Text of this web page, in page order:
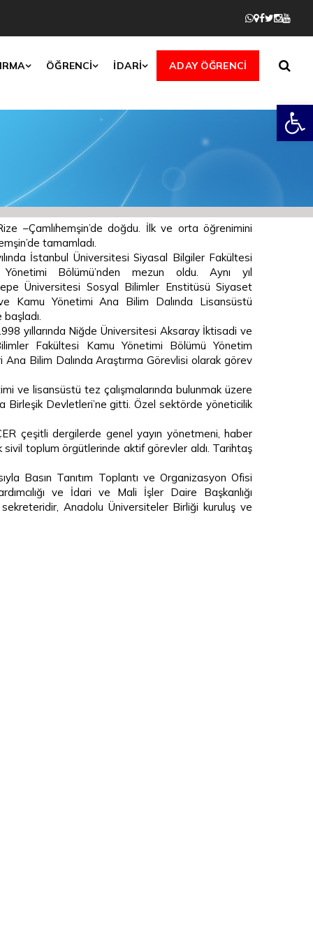
ÖĞRENCİ İDARİ ADAY ÖĞRENCİ
–Çamlıhemşin’de doğdu. İlk ve orta öğrenimini
tamamladı.
İstanbul Üniversitesi Siyasal Bilgiler Fakültesi
Bölümü’nden mezun oldu. Aynı yıl
Üniversitesi Sosyal Bilimler Enstitüsü Siyaset
Kamu Yönetimi Ana Bilim Dalında Lisansüstü
yıllarında Niğde Üniversitesi Aksaray İktisadi ve
Fakültesi Kamu Yönetimi Bölümü Yönetim
Ana Bilim Dalında Araştırma Görevlisi olarak görev
ve lisansüstü tez çalışmalarında bulunmak üzere
Birleşik Devletleri’ne gitti. Özel sektörde yöneticilik
çeşitli dergilerde genel yayın yönetmeni, haber
sivil toplum örgütlerinde aktif görevler aldı. Tarihtaş
Basın Tanıtım Toplantı ve Organizasyon Ofisi
ve İdari ve Mali İşler Daire Başkanlığı
Anadolu Üniversiteler Birliği kuruluş ve